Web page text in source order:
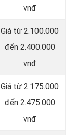
vnđ
Giá từ 2.100.000
đến 2.400.000
vnđ
Giá từ 2.175.000
đến 2.475.000
vnđ